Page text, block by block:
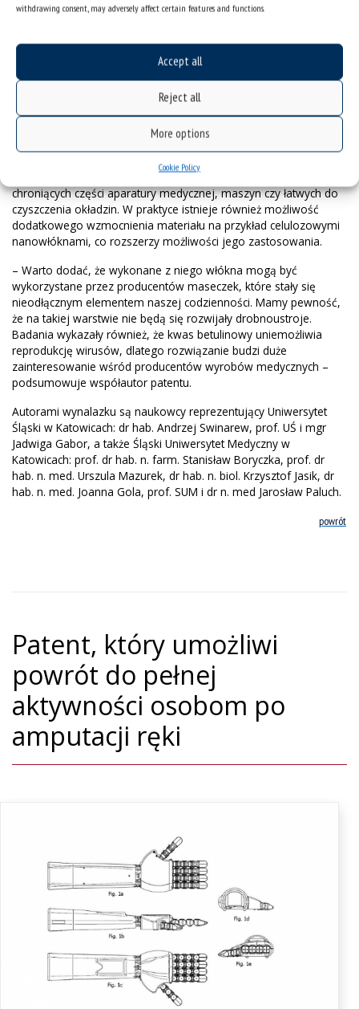
withdrawing consent, may adversely affect certain features and functions.
Accept all
Reject all
More options
Cookie Policy
na liczne ogniska naprężeń. Zespół naukowców, w którym
wytrzymały i jednorodny dla określonego stężenia substancji
aktywnej biologicznie, o bardzo dobrych właściwościach
przeciwzapalnych. Rozwiązanie zostało objęte ochroną
Taki produkt mógłby być z powodzeniem wykorzystywany w
przemyśle kosmetycznym, spożywczym, odzieżowym, a także w
medycynie. Jest doskonałym zamiennikiem tzw. fluoropolimerów
wykorzystywanych przede wszystkim w postaci powłok
chroniących części aparatury medycznej, maszyn czy łatwych do
czyszczenia okładzin. W praktyce istnieje również możliwość
dodatkowego wzmocnienia materiału na przykład celulozowymi
nanowłóknami, co rozszerzy możliwości jego zastosowania.
– Warto dodać, że wykonane z niego włókna mogą być
wykorzystane przez producentów maseczek, które stały się
nieodłącznym elementem naszej codzienności. Mamy pewność,
że na takiej warstwie nie będą się rozwijały drobnoustroje.
Badania wykazały również, że kwas betulinowy uniemożliwia
reprodukcję wirusów, dlatego rozwiązanie budzi duże
zainteresowanie wśród producentów wyrobów medycznych –
podsumowuje współautor patentu.
Autorami wynalazku są naukowcy reprezentujący Uniwersytet
Śląski w Katowicach: dr hab. Andrzej Swinarew, prof. UŚ i mgr
Jadwiga Gabor, a także Śląski Uniwersytet Medyczny w
Katowicach: prof. dr hab. n. farm. Stanisław Boryczka, prof. dr
hab. n. med. Urszula Mazurek, dr hab. n. biol. Krzysztof Jasik, dr
hab. n. med. Joanna Gola, prof. SUM i dr n. med Jarosław Paluch.
powrót
Patent, który umożliwi
powrót do pełnej
aktywności osobom po
amputacji ręki